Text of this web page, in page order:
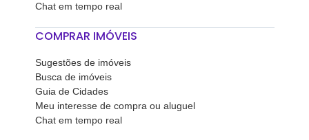
Chat em tempo real
COMPRAR IMÓVEIS
Sugestões de imóveis
Busca de imóveis
Guia de Cidades
Meu interesse de compra ou aluguel
Chat em tempo real